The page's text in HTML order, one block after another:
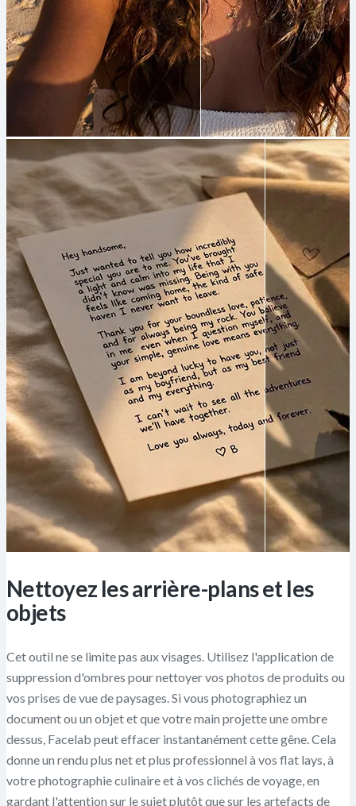
Nettoyez les arrière-plans et les
objets
Cet outil ne se limite pas aux visages. Utilisez l'application de
suppression d'ombres pour nettoyer vos photos de produits ou
vos prises de vue de paysages. Si vous photographiez un
document ou un objet et que votre main projette une ombre
dessus, Facelab peut effacer instantanément cette gêne. Cela
donne un rendu plus net et plus professionnel à vos flat lays, à
votre photographie culinaire et à vos clichés de voyage, en
gardant l'attention sur le sujet plutôt que sur les artefacts de